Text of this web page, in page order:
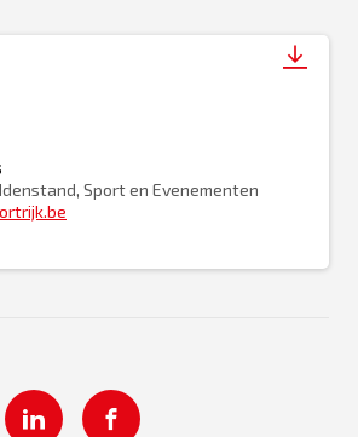
Sport en Evenementen